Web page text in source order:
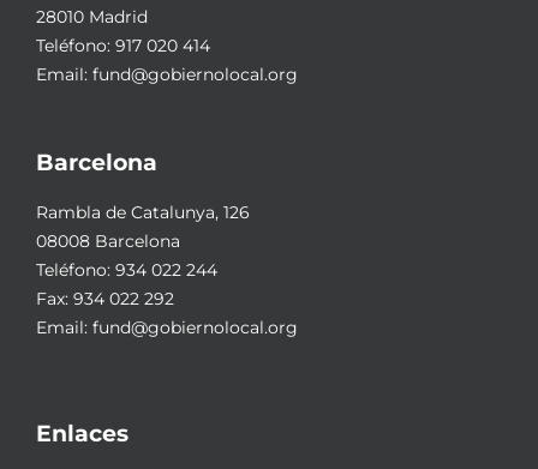
28010 Madrid
Teléfono: 917 020 414
Email: fund@gobiernolocal.org
Barcelona
Rambla de Catalunya, 126
08008 Barcelona
Teléfono: 934 022 244
Fax: 934 022 292
Email: fund@gobiernolocal.org
Enlaces